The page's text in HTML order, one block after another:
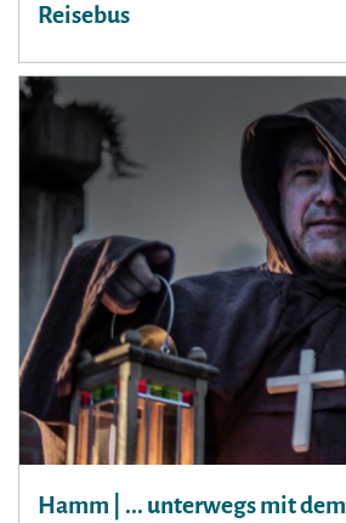
Reisebus
Hamm | ... unterwegs mit dem